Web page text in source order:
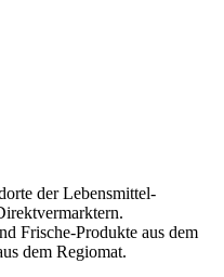
der Lebensmittel-
Frische-Produkte aus dem
dem Regiomat.